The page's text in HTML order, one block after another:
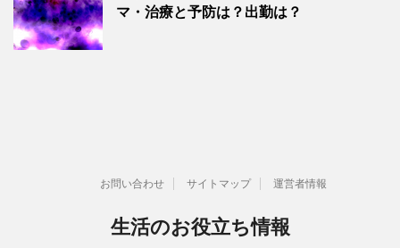
マ・治療と予防は？出勤は？
お問い合わせ サイトマップ 運営者情報
生活のお役立ち情報